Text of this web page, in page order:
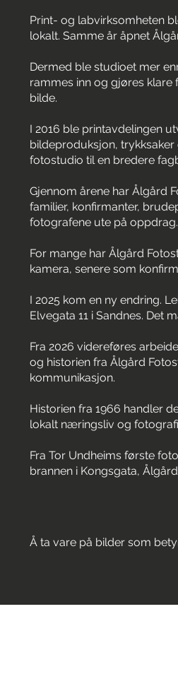
Print- og labvirksomheten
lokalt. Samme år åpnet
Dermed ble studioet mer
rammes inn og gjøres klare
bilde.
I 2016 ble printavdelingen
bildeproduksjon,
fotostudio til en bredere
Gjennom årene har Ålgård
familier, konfirmanter,
fotografene ute på oppdrag.
For mange har Ålgård
kamera, senere som
I 2025 kom en ny endring.
Elvegata 11 i Sandnes. Det
Fra 2026 videreføres
og historien fra Ålgård
kommunikasjon.
Historien fra 1966 handler
lokalt næringsliv og
Fra Tor Undheims første
brannen i Kongsgata,
Å ta vare på bilder som